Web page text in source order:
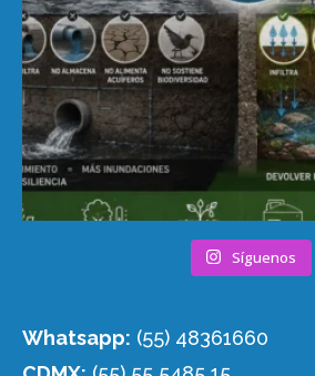
Síguenos
Whatsapp: (55) 48361660